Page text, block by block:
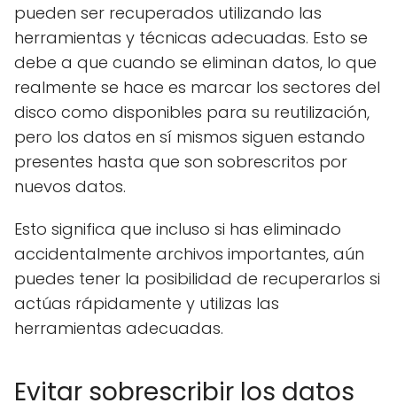
pueden ser recuperados utilizando las
herramientas y técnicas adecuadas. Esto se
debe a que cuando se eliminan datos, lo que
realmente se hace es marcar los sectores del
disco como disponibles para su reutilización,
pero los datos en sí mismos siguen estando
presentes hasta que son sobrescritos por
nuevos datos.
Esto significa que incluso si has eliminado
accidentalmente archivos importantes, aún
puedes tener la posibilidad de recuperarlos si
actúas rápidamente y utilizas las
herramientas adecuadas.
Evitar sobrescribir los datos